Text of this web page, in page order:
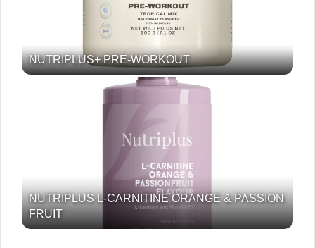
NUTRIPLUS+ PRE-WORKOUT
NUTRIPLUS L-CARNITINE ORANGE & PASSION
FRUIT